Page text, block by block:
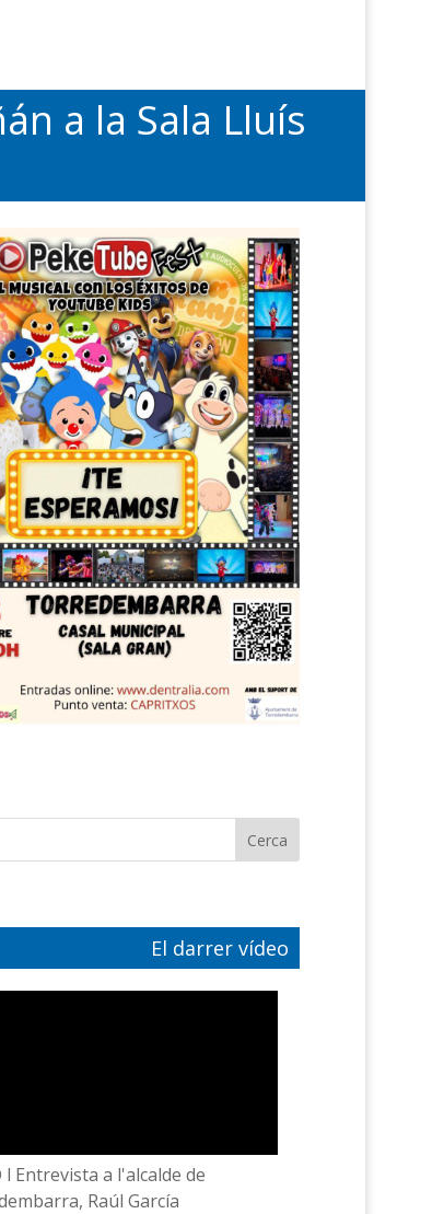
a la Sala Lluís
El darrer vídeo
l Entrevista a l'alcalde de
Raúl García